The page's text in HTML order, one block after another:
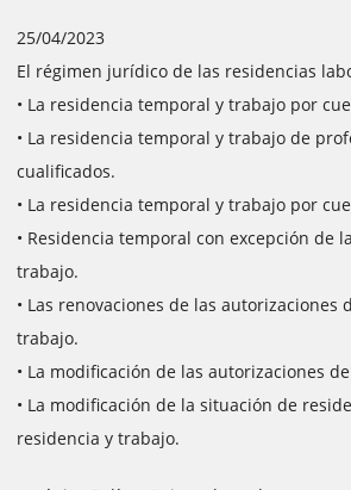
25/04/2023
El régimen jurídico de las residencias
• La residencia temporal y trabajo por
• La residencia temporal y trabajo de
cualificados.
• La residencia temporal y trabajo por
• Residencia temporal con excepción de
trabajo.
• Las renovaciones de las autorizaciones
trabajo.
• La modificación de las autorizaciones
• La modificación de la situación de
residencia y trabajo.